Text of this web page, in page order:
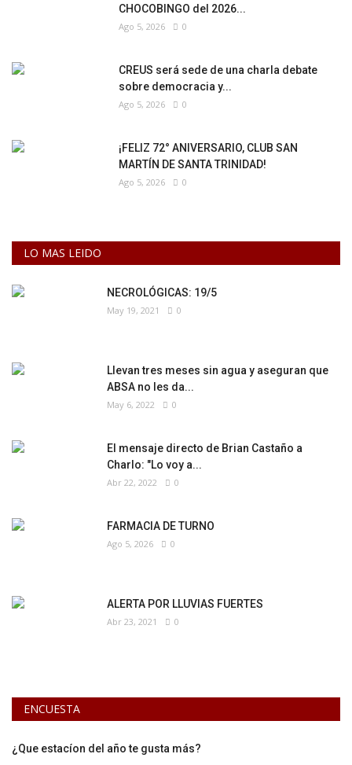
CHOCOBINGO del 2026...
Ago 5, 2026 0
CREUS será sede de una charla debate
sobre democracia y...
Ago 5, 2026 0
¡FELIZ 72° ANIVERSARIO, CLUB SAN
MARTÍN DE SANTA TRINIDAD!
Ago 5, 2026 0
LO MAS LEIDO
NECROLÓGICAS: 19/5
May 19, 2021 0
Llevan tres meses sin agua y aseguran que
ABSA no les da...
May 6, 2022 0
El mensaje directo de Brian Castaño a
Charlo: "Lo voy a...
Abr 22, 2022 0
FARMACIA DE TURNO
Ago 5, 2026 0
ALERTA POR LLUVIAS FUERTES
Abr 23, 2021 0
ENCUESTA
¿Que estacíon del año te gusta más?